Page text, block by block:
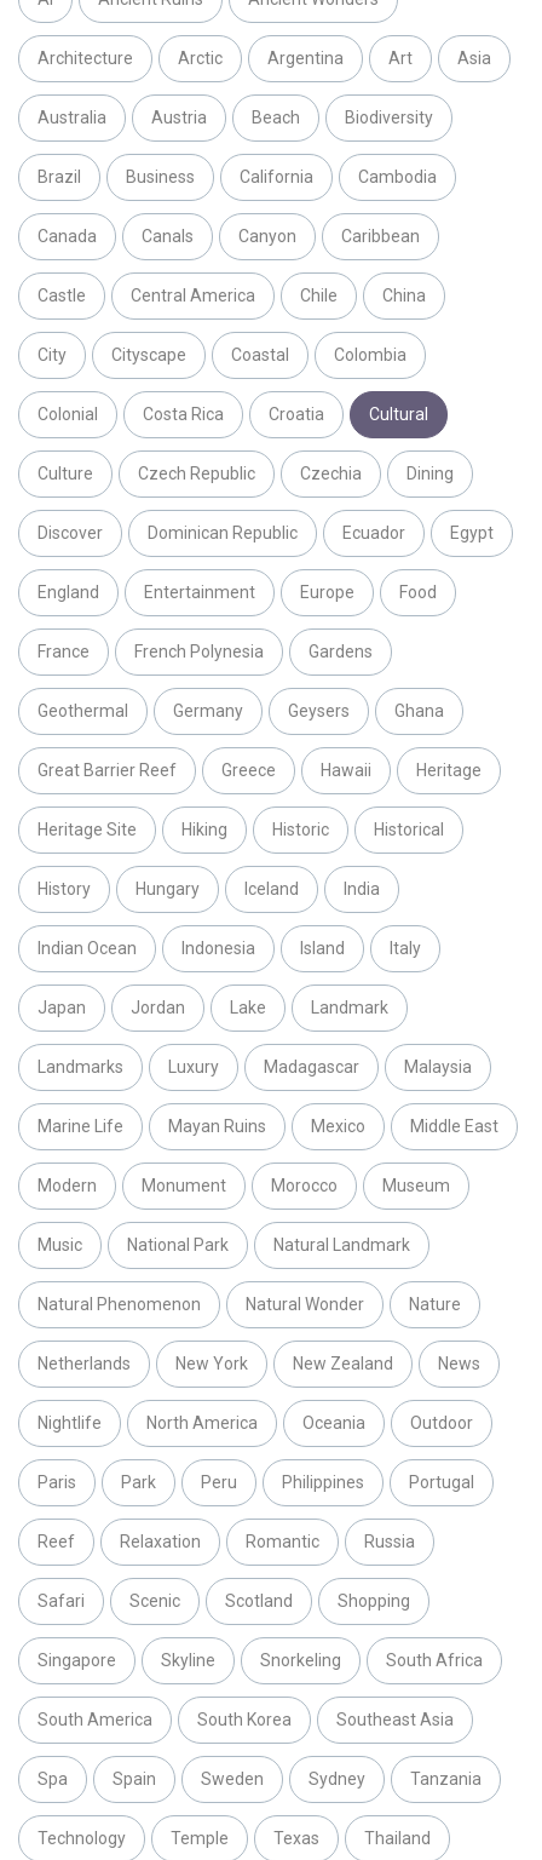
Architecture Arctic Argentina Art Asia
Australia Austria Beach Biodiversity
Brazil Business California Cambodia
Canada Canals Canyon Caribbean
Castle Central America Chile China
City Cityscape Coastal Colombia
Colonial Costa Rica Croatia Cultural
Culture Czech Republic Czechia Dining
Discover Dominican Republic Ecuador Egypt
England Entertainment Europe Food
France French Polynesia Gardens
Geothermal Germany Geysers Ghana
Great Barrier Reef Greece Hawaii Heritage
Heritage Site Hiking Historic Historical
History Hungary Iceland India
Indian Ocean Indonesia Island Italy
Japan Jordan Lake Landmark
Landmarks Luxury Madagascar Malaysia
Marine Life Mayan Ruins Mexico Middle East
Modern Monument Morocco Museum
Music National Park Natural Landmark
Natural Phenomenon Natural Wonder Nature
Netherlands New York New Zealand News
Nightlife North America Oceania Outdoor
Paris Park Peru Philippines Portugal
Reef Relaxation Romantic Russia
Safari Scenic Scotland Shopping
Singapore Skyline Snorkeling South Africa
South America South Korea Southeast Asia
Spa Spain Sweden Sydney Tanzania
Technology Temple Texas Thailand